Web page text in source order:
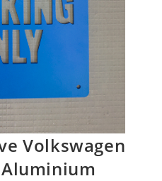
Volkswagen